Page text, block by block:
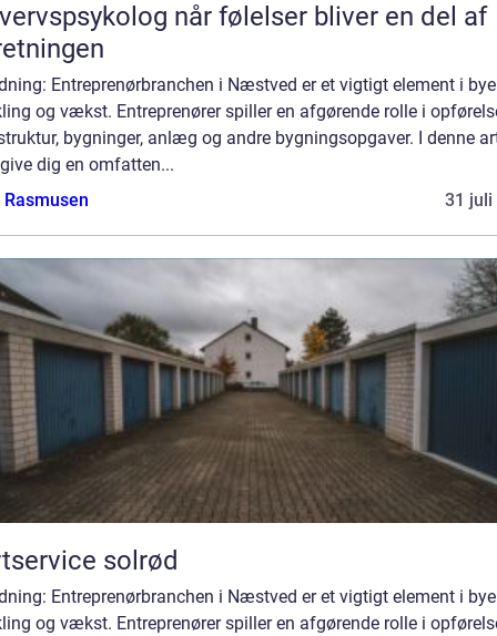
når følelser bliver en del af
Entreprenørbranchen i Næstved er et vigtigt element i
og vækst. Entreprenører spiller en afgørende rolle i
bygninger, anlæg og andre bygningsopgaver. I denne
dig en omfatten...
31 juli
solrød
Entreprenørbranchen i Næstved er et vigtigt element i
og vækst. Entreprenører spiller en afgørende rolle i